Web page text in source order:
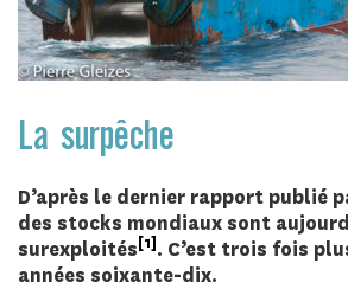
La surpêche
D’après le dernier rapport publié
des stocks mondiaux sont
surexploités [1] . C’est trois fois
années soixante-dix.